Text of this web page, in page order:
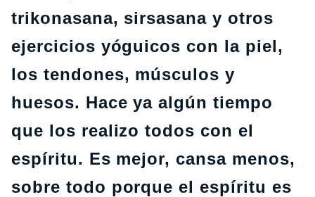
trikonasana, sirsasana y otros
ejercicios yóguicos con la piel,
los tendones, músculos y
huesos. Hace ya algún tiempo
que los realizo todos con el
espíritu. Es mejor, cansa menos,
sobre todo porque el espíritu es